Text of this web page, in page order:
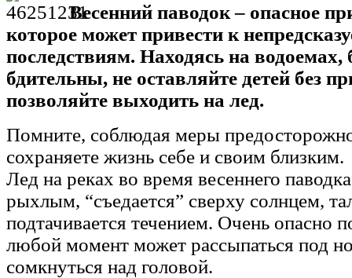
Весенний паводок – опасное
которое может привести к
последствиям. Находясь на водоемах,
бдительны, не оставляйте детей без
позволяйте выходить на лед.
Помните, соблюдая меры
сохраняете жизнь себе и своим близким.
Лед на реках во время весеннего
рыхлым, “съедается” сверху солнцем,
подтачивается течением. Очень опасно
любой момент может рассыпаться под
сомкнуться над головой.